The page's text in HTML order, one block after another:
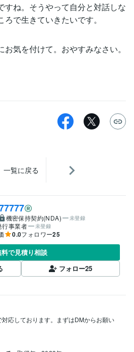
すね。そうやって自分と対話しな
で生きていきたいです。
気を付けて。おやすみなさい。
一覧に戻る
機密保持契約(NDA) 未登録
行事業者 未登録
0.0フォロワー25
で見積り相談
フォロー25
応しております。まずはDMからお願い